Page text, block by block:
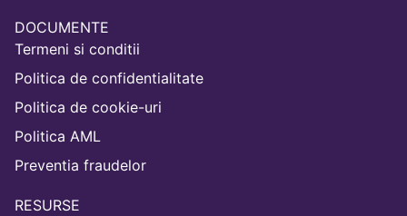
DOCUMENTE
Termeni si conditii
Politica de confidentialitate
Politica de cookie-uri
Politica AML
Preventia fraudelor
RESURSE